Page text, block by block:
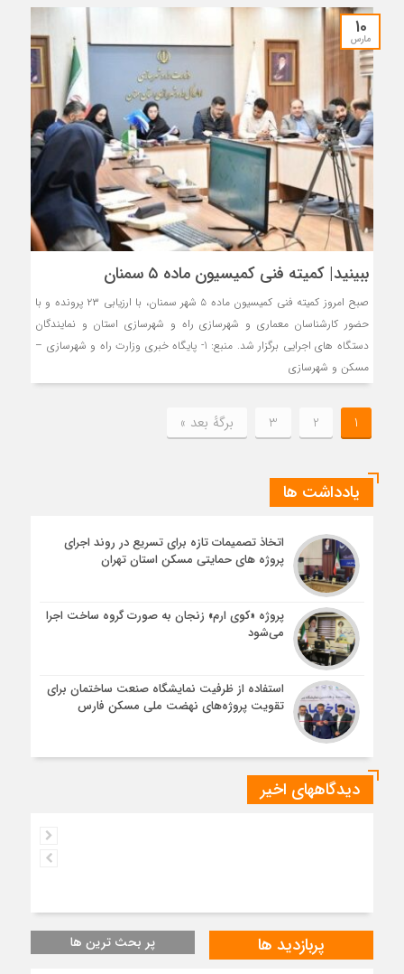
10
مارس
ببینید| کمیته فنی کمیسیون ماده ۵ سمنان
صبح امروز کمیته فنی کمیسیون ماده ۵ شهر سمنان، با ارزیابی ۲۳ پرونده و با
حضور کارشناسان معماری و شهرسازی راه و شهرسازی استان و نمایندگان
دستگاه های اجرایی برگزار شد. منبع: 1- پایگاه خبری وزارت راه و شهرسازی –
مسکن و شهرسازی
1
2
3 برگهٔ بعد »
یادداشت ها
اتخاذ تصمیمات تازه برای تسریع در روند اجرای
پروژه های حمایتی مسکن استان تهران
پروژه «کوی ارم» زنجان به صورت گروه ساخت اجرا
می‌شود
استفاده از ظرفیت نمایشگاه صنعت ساختمان برای
تقویت پروژه‌های نهضت ملی مسکن فارس
دیدگاههای اخیر
پربازدید ها پر بحث ترین ها